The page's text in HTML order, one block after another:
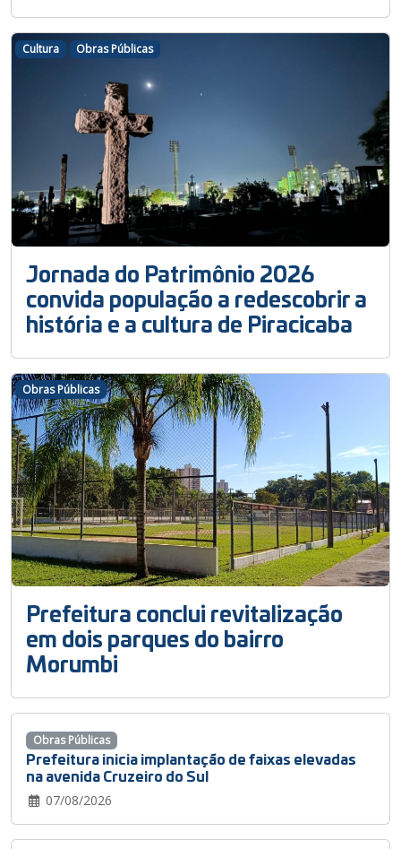
Jornada do Patrimônio 2026
convida população a redescobrir a
história e a cultura de Piracicaba
Cultura Obras Públicas
Prefeitura conclui revitalização
em dois parques do bairro
Morumbi
Obras Públicas
Prefeitura inicia implantação de faixas elevadas
na avenida Cruzeiro do Sul
07/08/2026
Obras Públicas